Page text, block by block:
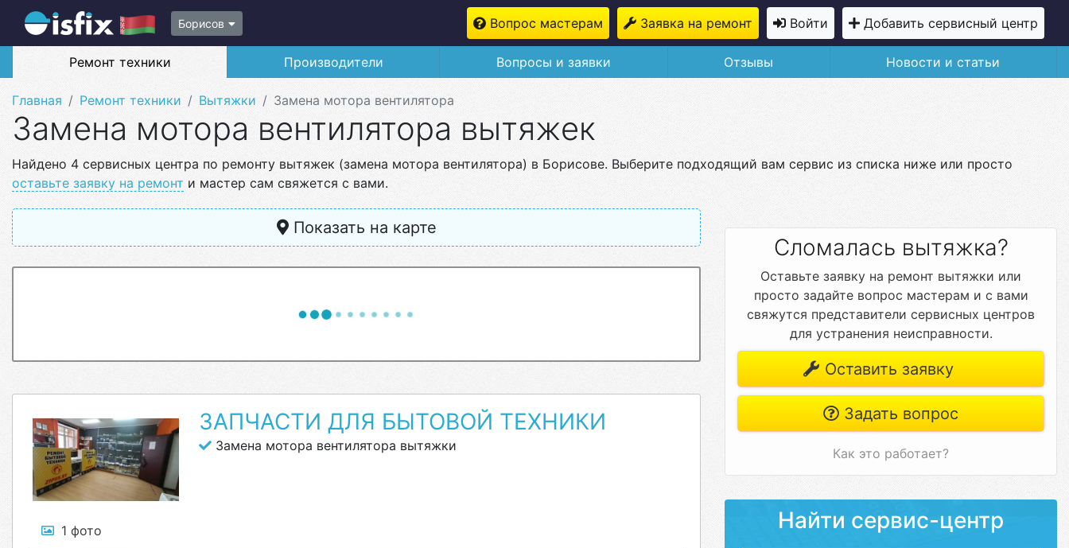
Борисов Вопрос мастерам Заявка на ремонт Войти Добавить сервисный центр
Ремонт техники Производители Вопросы и заявки Отзывы Новости и статьи
Главная Ремонт техники Вытяжки Замена мотора вентилятора
Замена мотора вентилятора вытяжек
Найдено 4 сервисных центра по ремонту вытяжек (замена мотора вентилятора) в Борисове. Выберите подходящий вам сервис из списка ниже или просто
оставьте заявку на ремонт и мастер сам свяжется с вами.
Показать на карте
1 фото
ЗАПЧАСТИ ДЛЯ БЫТОВОЙ ТЕХНИКИ
Замена мотора вентилятора вытяжки
Сломалась вытяжка?
Оставьте заявку на ремонт вытяжки или
просто задайте вопрос мастерам и с вами
свяжутся представители сервисных центров
для устранения неисправности.
Оставить заявку
Задать вопрос
Как это работает?
Найти сервис-центр